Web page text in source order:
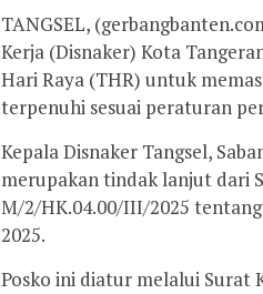
TANGSEL,
Kerja (Disnaker) Kota
Hari Raya (THR) untuk
terpenuhi sesuai peraturan
Kepala Disnaker Tangsel,
merupakan tindak lanjut dari
M/2/HK.04.00/III/2025 tentang
2025.
Posko ini diatur melalui Surat